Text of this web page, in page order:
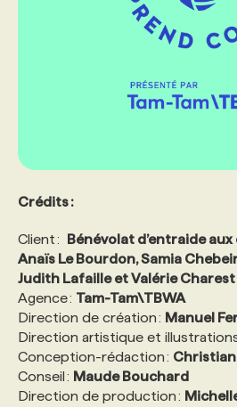
Crédits :
Client : Bénévolat d’entraide
Anaïs Le Bourdon, Samia
Judith Lafaille et Valérie Charest
Agence : Tam-Tam\TBWA
Direction de création : Manuel
Direction artistique et
Conception-rédaction : Christian
Conseil : Maude Bouchard
Direction de production :